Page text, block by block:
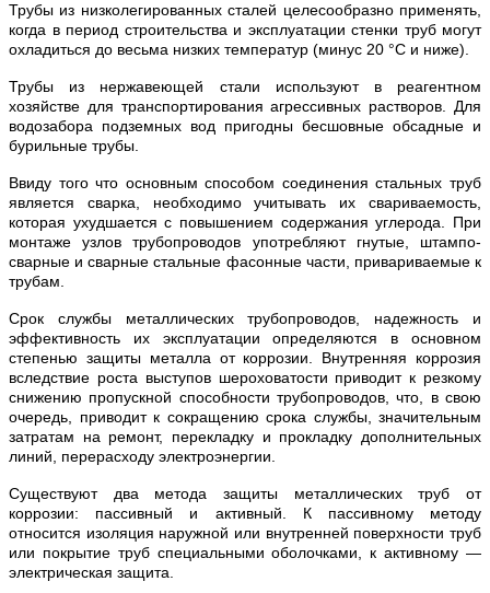
Трубы из низколегированных сталей целесообразно применять,
когда в период строительства и эксплуатации стенки труб могут
охладиться до весьма низких температур (минус 20 °С и ниже).
Трубы из нержавеющей стали используют в реагентном
хозяйстве для транспортирования агрессивных растворов. Для
водозабора подземных вод пригодны бесшовные обсадные и
бурильные трубы.
Ввиду того что основным способом соединения стальных труб
является сварка, необходимо учитывать их свариваемость,
которая ухудшается с повышением содержания углерода. При
монтаже узлов трубопроводов употребляют гнутые, штампо-
сварные и сварные стальные фасонные части, привариваемые к
трубам.
Срок службы металлических трубопроводов, надежность и
эффективность их эксплуатации определяются в основном
степенью защиты металла от коррозии. Внутренняя коррозия
вследствие роста выступов шероховатости приводит к резкому
снижению пропускной способности трубопроводов, что, в свою
очередь, приводит к сокращению срока службы, значительным
затратам на ремонт, перекладку и прокладку дополнительных
линий, перерасходу электроэнергии.
Существуют два метода защиты металлических труб от
коррозии: пассивный и активный. К пассивному методу
относится изоляция наружной или внутренней поверхности труб
или покрытие труб специальными оболочками, к активному —
электрическая защита.